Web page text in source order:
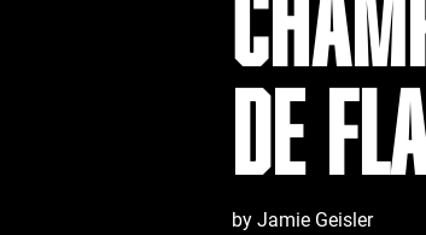
DE
by Jamie Geisler